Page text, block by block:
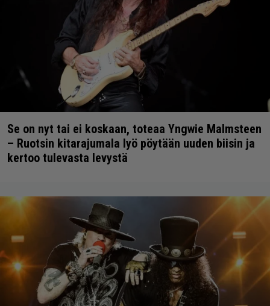
Se on nyt tai ei koskaan, toteaa Yngwie Malmsteen
– Ruotsin kitarajumala lyö pöytään uuden biisin ja
kertoo tulevasta levystä